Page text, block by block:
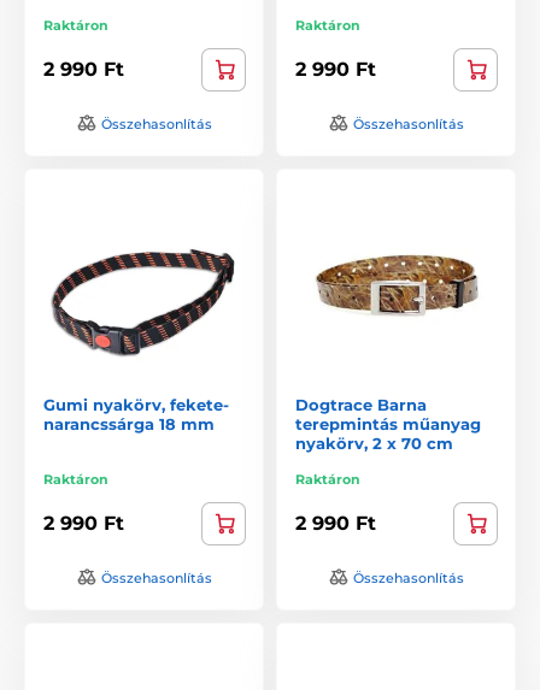
Raktáron
2 990 Ft
Összehasonlítás
Raktáron
2 990 Ft
Összehasonlítás
Gumi nyakörv, fekete-
narancssárga 18 mm
Raktáron
2 990 Ft
Összehasonlítás
Dogtrace Barna
terepmintás műanyag
nyakörv, 2 x 70 cm
Raktáron
2 990 Ft
Összehasonlítás